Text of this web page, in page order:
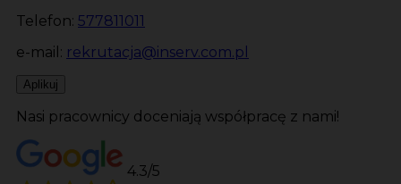
Telefon: 577811011
e-mail: rekrutacja@inserv.com.pl
Aplikuj
Nasi pracownicy doceniają współpracę z nami!
4.3/5